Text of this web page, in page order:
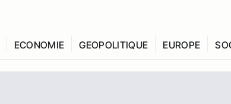
ECONOMIE GEOPOLITIQUE EUROPE